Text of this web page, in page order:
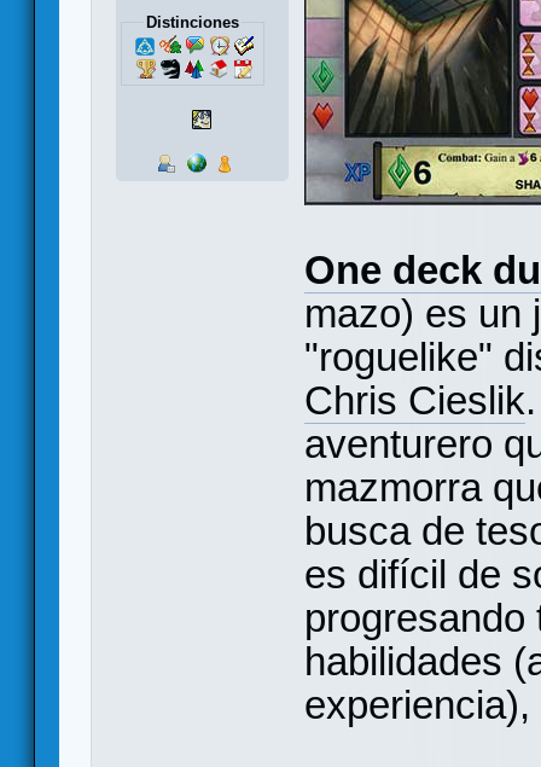
Distinciones
One deck
mazo) es un
"roguelike"
Chris Cieslik
aventurero
mazmorra
busca de
es difícil de
progresando
habilidades